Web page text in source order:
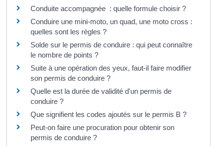
Conduite accompagnée : quelle formule choisir ?
Conduire une mini-moto, un quad, une moto cross :
quelles sont les règles ?
Solde sur le permis de conduire : qui peut connaître
le nombre de points ?
Suite à une opération des yeux, faut-il faire modifier
son permis de conduire ?
Quelle est la durée de validité d'un permis de
conduire ?
Que signifient les codes ajoutés sur le permis B ?
Peut-on faire une procuration pour obtenir son
permis de conduire ?